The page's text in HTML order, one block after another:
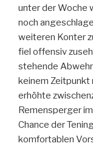
unter der Woche
noch
weiteren Konter
fiel offensiv
stehende Abwehr
keinem Zeitpunkt
erhöhte
Remensperger
Chance der
komfortablen